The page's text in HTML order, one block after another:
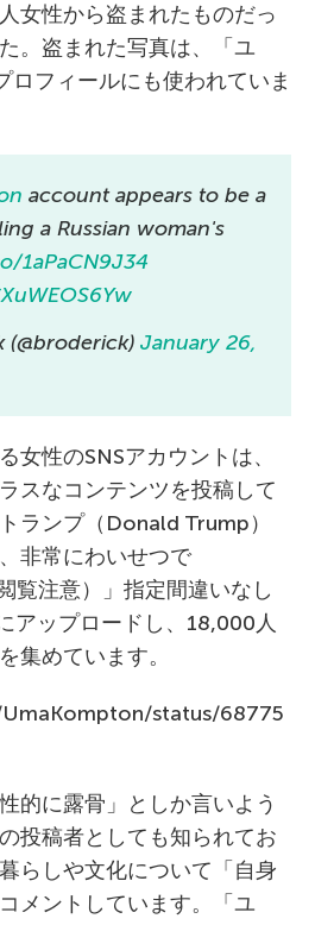
女性から盗まれたものだっ
。盗まれた写真は、「ユ
フィールにも使われていま
account appears to be a
a Russian woman's
1aPaCN9J34
January 26,
女性のSNSアカウントは、
スなコンテンツを投稿して
ランプ（Donald Trump）
非常にわいせつで
覧注意）」指定間違いなし
アップロードし、18,000人
集めています。
status/68775
的に露骨」としか言いよう
投稿者としても知られてお
らしや文化について「自身
メントしています。「ユ